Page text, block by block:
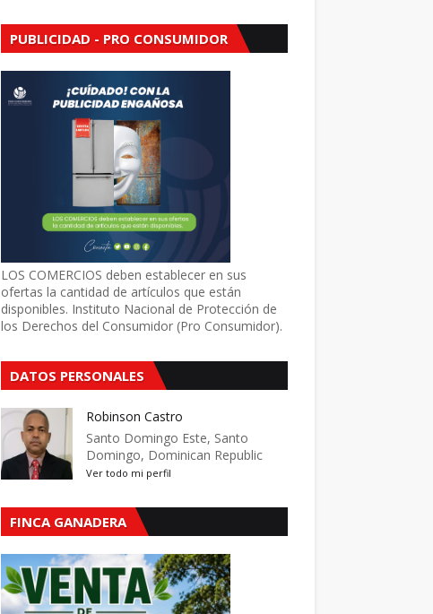
PUBLICIDAD - PRO CONSUMIDOR
LOS COMERCIOS deben establecer en sus
ofertas la cantidad de artículos que están
disponibles. Instituto Nacional de Protección de
los Derechos del Consumidor (Pro Consumidor).
DATOS PERSONALES
Robinson Castro
Santo Domingo Este, Santo
Domingo, Dominican Republic
Ver todo mi perfil
FINCA GANADERA